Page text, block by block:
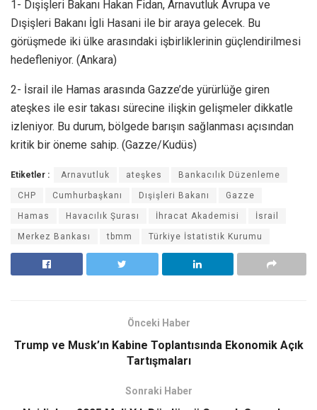
1- Dışişleri Bakanı Hakan Fidan, Arnavutluk Avrupa ve
Dışişleri Bakanı İgli Hasani ile bir araya gelecek. Bu
görüşmede iki ülke arasındaki işbirliklerinin güçlendirilmesi
hedefleniyor. (Ankara)
2- İsrail ile Hamas arasında Gazze’de yürürlüğe giren
ateşkes ile esir takası sürecine ilişkin gelişmeler dikkatle
izleniyor. Bu durum, bölgede barışın sağlanması açısından
kritik bir öneme sahip. (Gazze/Kudüs)
Etiketler : Arnavutluk ateşkes Bankacılık Düzenleme
CHP Cumhurbaşkanı Dışişleri Bakanı Gazze
Hamas Havacılık Şurası İhracat Akademisi İsrail
Merkez Bankası tbmm Türkiye İstatistik Kurumu
Önceki Haber
Trump ve Musk’ın Kabine Toplantısında Ekonomik Açık
Tartışmaları
Sonraki Haber